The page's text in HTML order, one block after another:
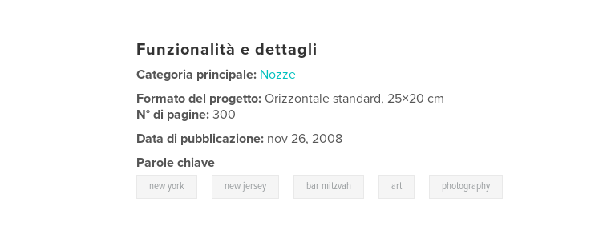
Funzionalità e dettagli
Categoria principale: Nozze
Formato del progetto:Orizzontale standard, 25×20 cm
N° di pagine:300
Data di pubblicazione: nov 26, 2008
Parole chiave
new york new jersey bar mitzvah art photography